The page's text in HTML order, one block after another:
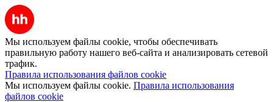
Мы используем файлы cookie, чтобы обеспечивать
правильную работу нашего веб-сайта и анализировать сетевой
трафик.
Правила использования файлов cookie
Мы используем файлы cookie. Правила использования
файлов cookie